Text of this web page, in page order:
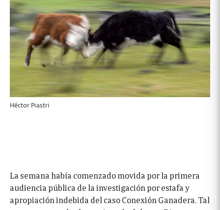
Héctor Piastri
La semana había comenzado movida por la primera
audiencia pública de la investigación por estafa y
apropiación indebida del caso Conexión Ganadera. Tal